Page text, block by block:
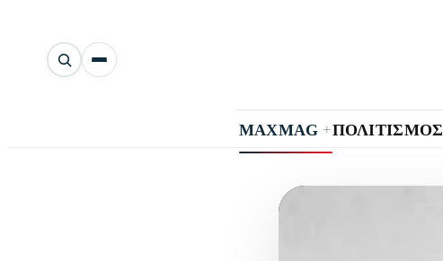
Αναζήτηση
άρθρων
MAXMAG +ΠΟΛΙΤΙΣΜΟΣ